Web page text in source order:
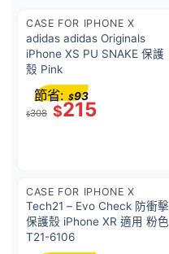
CASE FOR IPHONE X
adidas adidas Originals
iPhone XS PU SNAKE 保護
殼 Pink
$308 $215
節省: $93
CASE FOR IPHONE X
Tech21 – Evo Check 防衝擊
保護殼 iPhone XR 適用 粉色
T21-6106